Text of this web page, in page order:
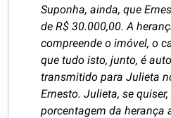
Suponha, ainda, que
de R$ 30.000,00. A
compreende o imóvel, o
que tudo isto, junto, é
transmitido para Julieta
Ernesto. Julieta, se
porcentagem da herança